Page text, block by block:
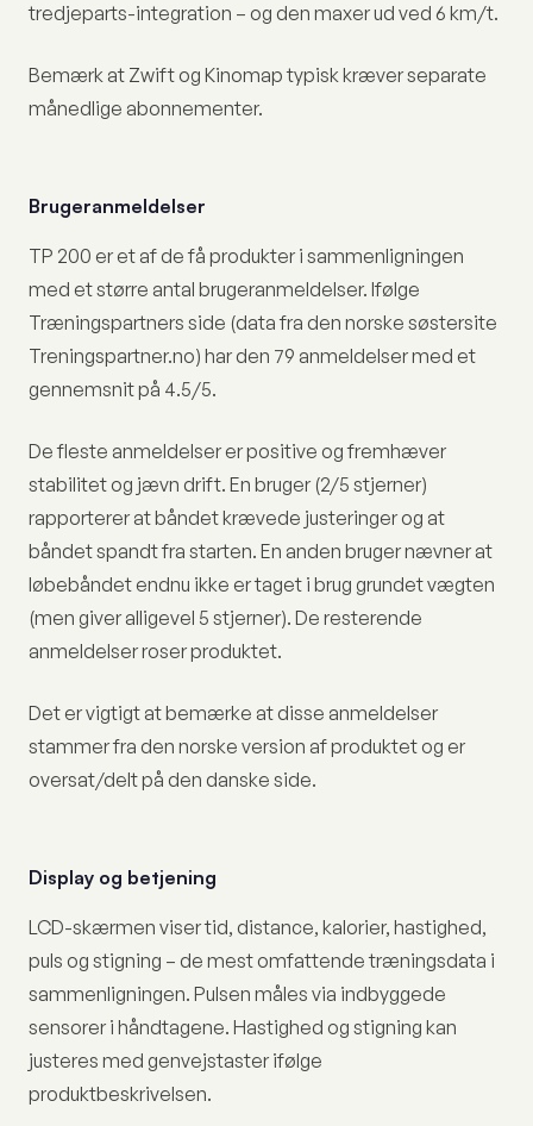
tredjeparts-integration – og den maxer ud ved 6 km/t.
Bemærk at Zwift og Kinomap typisk kræver separate
månedlige abonnementer.
Brugeranmeldelser
TP 200 er et af de få produkter i sammenligningen
med et større antal brugeranmeldelser. Ifølge
Træningspartners side (data fra den norske søstersite
Treningspartner.no) har den 79 anmeldelser med et
gennemsnit på 4.5/5.
De fleste anmeldelser er positive og fremhæver
stabilitet og jævn drift. En bruger (2/5 stjerner)
rapporterer at båndet krævede justeringer og at
båndet spandt fra starten. En anden bruger nævner at
løbebåndet endnu ikke er taget i brug grundet vægten
(men giver alligevel 5 stjerner). De resterende
anmeldelser roser produktet.
Det er vigtigt at bemærke at disse anmeldelser
stammer fra den norske version af produktet og er
oversat/delt på den danske side.
Display og betjening
LCD-skærmen viser tid, distance, kalorier, hastighed,
puls og stigning – de mest omfattende træningsdata i
sammenligningen. Pulsen måles via indbyggede
sensorer i håndtagene. Hastighed og stigning kan
justeres med genvejstaster ifølge
produktbeskrivelsen.